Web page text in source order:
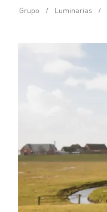
Grupo Luminarias